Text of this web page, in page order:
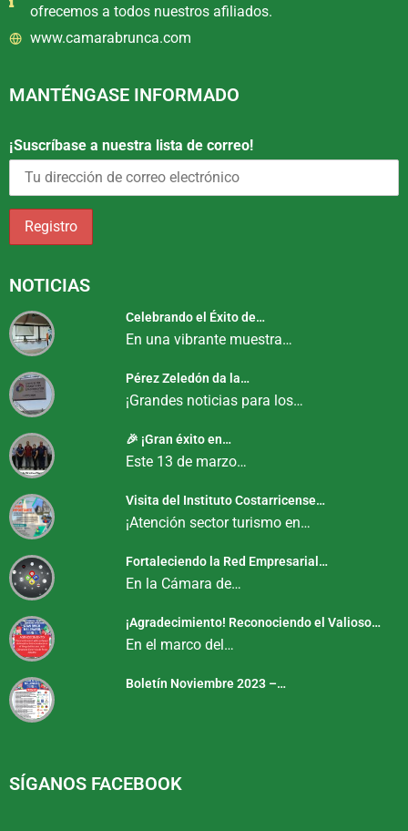
ofrecemos a todos nuestros afiliados.
www.camarabrunca.com
MANTÉNGASE INFORMADO
¡Suscríbase a nuestra lista de correo!
NOTICIAS
Celebrando el Éxito de…
En una vibrante muestra…
Pérez Zeledón da la…
¡Grandes noticias para los…
🎉 ¡Gran éxito en…
Este 13 de marzo…
Visita del Instituto Costarricense…
¡Atención sector turismo en…
Fortaleciendo la Red Empresarial…
En la Cámara de…
¡Agradecimiento! Reconociendo el Valioso…
En el marco del…
Boletín Noviembre 2023 –…
SÍGANOS FACEBOOK